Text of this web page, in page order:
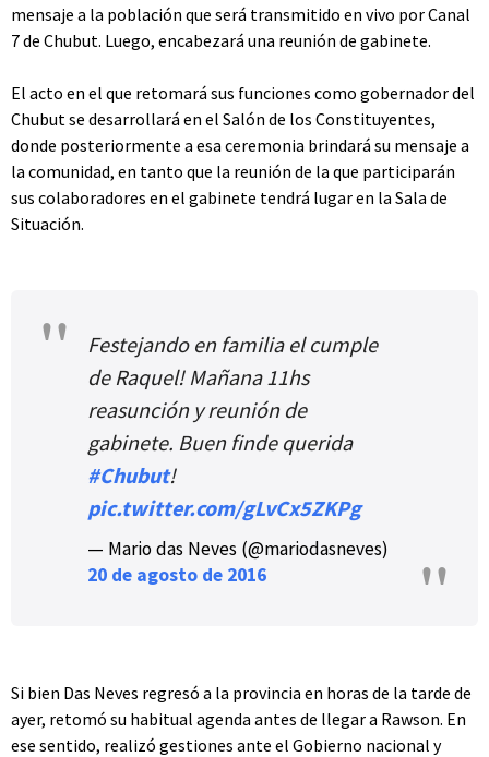
mensaje a la población que será transmitido en vivo por Canal
7 de Chubut. Luego, encabezará una reunión de gabinete.
El acto en el que retomará sus funciones como gobernador del
Chubut se desarrollará en el Salón de los Constituyentes,
donde posteriormente a esa ceremonia brindará su mensaje a
la comunidad, en tanto que la reunión de la que participarán
sus colaboradores en el gabinete tendrá lugar en la Sala de
Situación.
Festejando en familia el cumple
de Raquel! Mañana 11hs
reasunción y reunión de
gabinete. Buen finde querida
#Chubut!
pic.twitter.com/gLvCx5ZKPg
— Mario das Neves (@mariodasneves)
20 de agosto de 2016
Si bien Das Neves regresó a la provincia en horas de la tarde de
ayer, retomó su habitual agenda antes de llegar a Rawson. En
ese sentido, realizó gestiones ante el Gobierno nacional y